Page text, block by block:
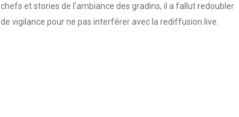
chefs et stories de l’ambiance des gradins, il a fallut redoubler
de vigilance pour ne pas interférer avec la rediffusion live.